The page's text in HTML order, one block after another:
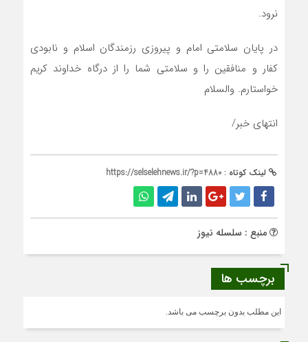
نرود.
در پایان سلامتی امام و پیروزی رزمندگان اسلام و نابودی
کفار و منافقین را و سلامتی شما را از درگاه خداوند کریم
خواستارم. والسلام
انتهای خبر/
لینک کوتاه : https://selselehnews.ir/?p=4880
منبع : سلسله نیوز
برچسب ها
این مطلب بدون برچسب می باشد.